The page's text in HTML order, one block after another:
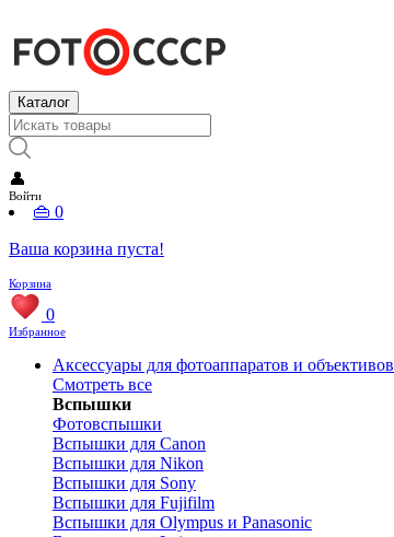
Каталог
👤
Войти
👜 0
Ваша корзина пуста!
Корзина
0
Избранное
Аксессуары для фотоаппаратов и объективов
Смотреть все
Вспышки
Фотовспышки
Вспышки для Canon
Вспышки для Nikon
Вспышки для Sony
Вспышки для Fujifilm
Вспышки для Olympus и Panasonic